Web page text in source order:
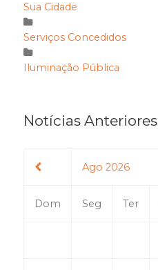
Sua Cidade
Serviços Concedidos
Iluminação Pública
Notícias Anteriores
Ago 2026
Dom Seg Ter